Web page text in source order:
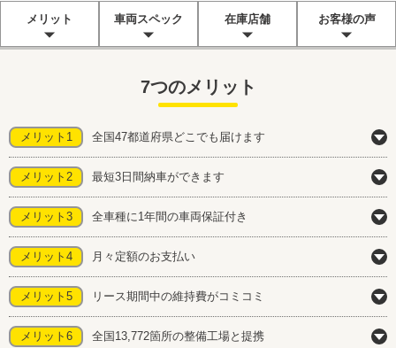
メリット 車両スペック 在庫店舗 お客様の声
7つのメリット
メリット1 全国47都道府県どこでも届けます
メリット2 最短3日間納車ができます
メリット3 全車種に1年間の車両保証付き
メリット4 月々定額のお支払い
メリット5 リース期間中の維持費がコミコミ
メリット6 全国13,772箇所の整備工場と提携